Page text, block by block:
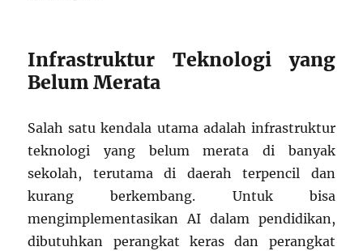
Infrastruktur Teknologi yang
Belum Merata
Salah satu kendala utama adalah infrastruktur
teknologi yang belum merata di banyak
sekolah, terutama di daerah terpencil dan
kurang berkembang. Untuk bisa
mengimplementasikan AI dalam pendidikan,
dibutuhkan perangkat keras dan perangkat